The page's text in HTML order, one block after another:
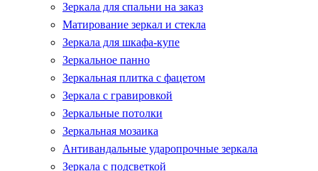
Зеркала для спальни на заказ
Матирование зеркал и стекла
Зеркала для шкафа-купе
Зеркальное панно
Зеркальная плитка с фацетом
Зеркала с гравировкой
Зеркальные потолки
Зеркальная мозаика
Антивандальные ударопрочные зеркала
Зеркала с подсветкой